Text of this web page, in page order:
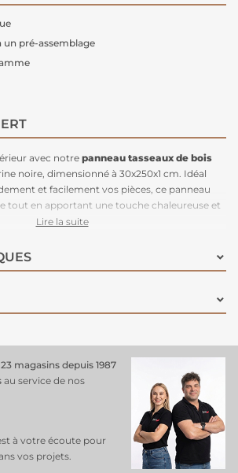
un pré-assemblage
avec notrepanneau tasseaux de bois
noire, dimensionné à 30x250x1 cm. Idéal
et facilement vos pièces, ce panneau
tout en apportant une touche chaleureuse et
à poser et à nettoyer
pour créer une tête de lit ou
mur de télévision. Adaptable à toutes vos
de votre intérieur
Lire la suite
23 magasins depuis 1987
au service de nos
à votre écoute pour
vos projets.